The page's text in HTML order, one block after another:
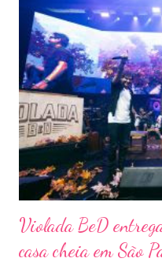
Violada BeD
casa cheia em São